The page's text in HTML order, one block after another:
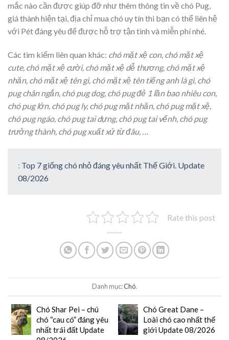
mắc nào cần được giúp đỡ như thêm thông tin về chó Pug,
giá thành hiện tại, địa chỉ mua chó uy tín thì bạn có thể liên hệ
với Pét đáng yêu để được hỗ trợ tận tình và miễn phí nhé.
Các tìm kiếm liên quan khác: chó mặt xệ con, chó mặt xệ
cute, chó mặt xệ cười, chó mặt xệ dễ thương, chó mặt xệ
nhăn, chó mặt xệ tên gì, chó mặt xệ tên tiếng anh là gì, chó
pug chân ngắn, chó pug dog, chó pug đẻ 1 lần bao nhiêu con,
chó pug lớn, chó pug ly, chó pug mặt nhăn, chó pug mặt xệ,
chó pug ngáo, chó pug tai dựng, chó pug tai vểnh, chó pug
trưởng thành, chó pug xuất xứ từ đâu, …
: Top 7 giống chó nhỏ đáng yêu nhất Thế Giới. Update
08/2026
Rate this post
Danh mục:Chó.
Chó Shar Pei – chú
chó “cau có” đáng yêu
nhất trái đất Update
Chó Great Dane –
Loài chó cao nhất thế
giới Update 08/2026